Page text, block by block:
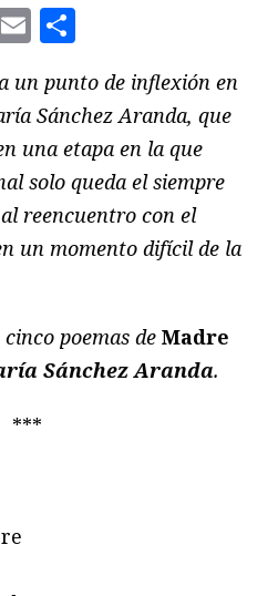
Email
un punto de inflexión en
Sánchez Aranda, que
una etapa en la que
solo queda el siempre
reencuentro con el
un momento difícil de la
poemas de Madre
Sánchez Aranda.
***